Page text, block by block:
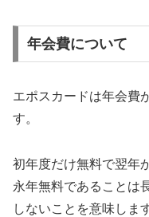
年会費について
エポスカードは年会費
す。
初年度だけ無料で翌年
永年無料であることは
しないことを意味しま